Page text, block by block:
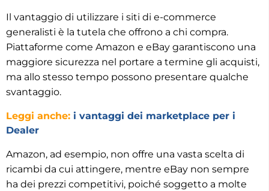
Il vantaggio di utilizzare i siti di e-commerce
generalisti è la tutela che offrono a chi compra.
Piattaforme come Amazon e eBay garantiscono una
maggiore sicurezza nel portare a termine gli acquisti,
ma allo stesso tempo possono presentare qualche
svantaggio.
Leggi anche: i vantaggi dei marketplace per i
Dealer
Amazon, ad esempio, non offre una vasta scelta di
ricambi da cui attingere, mentre eBay non sempre
ha dei prezzi competitivi, poiché soggetto a molte